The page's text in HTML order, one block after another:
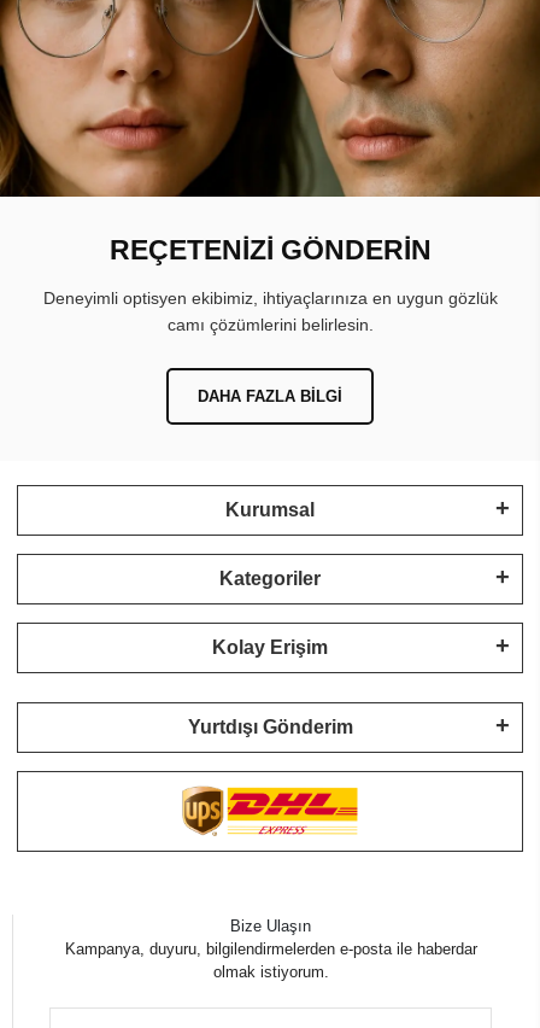
REÇETENİZİ GÖNDERİN
Deneyimli optisyen ekibimiz, ihtiyaçlarınıza en uygun gözlük
camı çözümlerini belirlesin.
DAHA FAZLA BILGI
Kurumsal
Kategoriler
Kolay Erişim
Yurtdışı Gönderim
Bize Ulaşın
Kampanya, duyuru, bilgilendirmelerden e-posta ile haberdar
olmak istiyorum.